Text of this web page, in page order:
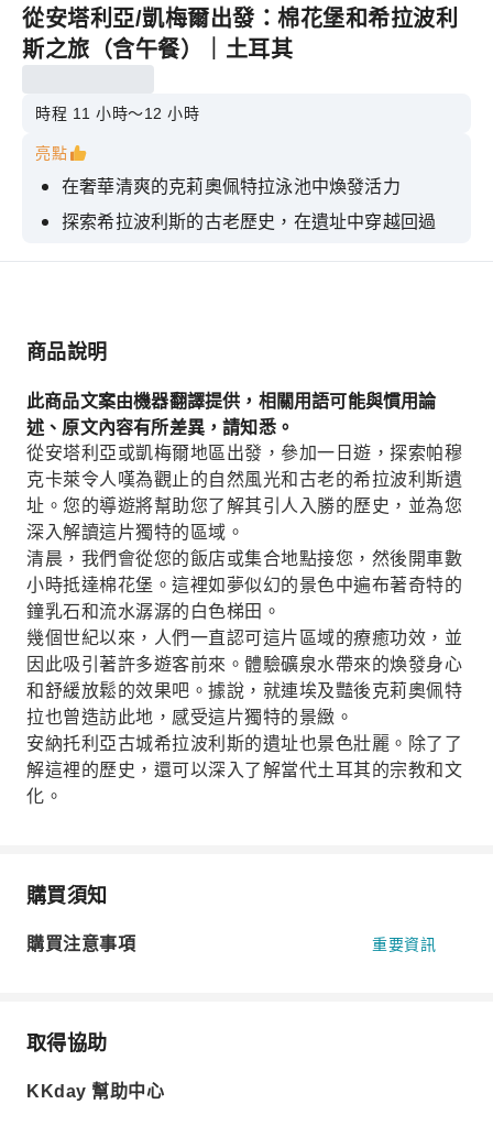
從安塔利亞/凱梅爾出發：棉花堡和希拉波利
斯之旅（含午餐）｜土耳其
時程 11 小時～12 小時
亮點
在奢華清爽的克莉奧佩特拉泳池中煥發活力
探索希拉波利斯的古老歷史，在遺址中穿越回過
來探索土耳其獨具特色的地區，這裡世世代代都吸
聆聽專業導遊的講解，並了解更多關於該地區的歷
史。
商品說明
此商品文案由機器翻譯提供，相關用語可能與慣用論
述、原文內容有所差異，請知悉。
從安塔利亞或凱梅爾地區出發，參加一日遊，探索帕穆
克卡萊令人嘆為觀止的自然風光和古老的希拉波利斯遺
址。您的導遊將幫助您了解其引人入勝的歷史，並為您
深入解讀這片獨特的區域。
清晨，我們會從您的飯店或集合地點接您，然後開車數
小時抵達棉花堡。這裡如夢似幻的景色中遍布著奇特的
鐘乳石和流水潺潺的白色梯田。
幾個世紀以來，人們一直認可這片區域的療癒功效，並
因此吸引著許多遊客前來。體驗礦泉水帶來的煥發身心
和舒緩放鬆的效果吧。據說，就連埃及豔後克莉奧佩特
拉也曾造訪此地，感受這片獨特的景緻。
安納托利亞古城希拉波利斯的遺址也景色壯麗。除了了
解這裡的歷史，還可以深入了解當代土耳其的宗教和文
化。
購買須知
購買注意事項 重要資訊
取得協助
KKday 幫助中心